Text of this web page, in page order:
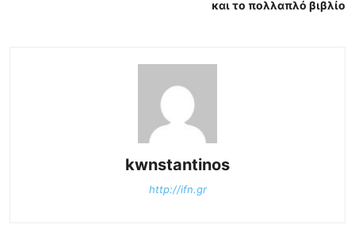
και το πολλαπλό βιβλίο
kwnstantinos
http://ifn.gr